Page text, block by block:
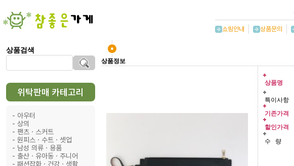
쇼핑안내 상품문의
상품검색
위탁판매 카테고리
아우터
상의
팬츠ㆍ스커트
원피스ㆍ수트ㆍ셋업
남성 의류ㆍ용품
출산ㆍ유아동ㆍ주니어
패션잡화ㆍ건강ㆍ생활
상품정보
상품명
특이사항
기존가격
할인가격
수 량